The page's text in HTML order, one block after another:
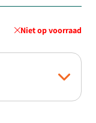
Niet op voorraad